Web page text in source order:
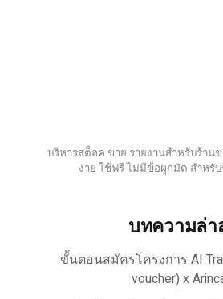
บริหารสต็อค ขาย รายงานสำหรับร้าน
ง่าย ใช้ฟรี ไม่มีข้อผูกมัด สำหรั
บทความล่า
ขั้นตอนสมัครโครงการ AI
voucher) x